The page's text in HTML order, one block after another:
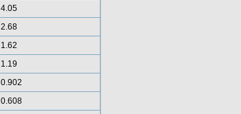
4.05
2.68
1.62
1.19
0.902
0.608